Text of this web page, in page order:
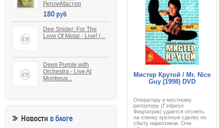
армия, и Данбару приходится
делать решающий выбор.
Удивительно, но Костнеру
удается так заинтриговать
зрителя, что три часа
пролетают перед экраном
незаметно. Не вредно
смотреть и детям.
Мистер Крутой / Mr. Nice
Guy (1998) DVD
Оператору и местному
репортеру (Гэбриэл
Фицпатрик) удается отснять
на пленку крупную сделку по
сбыту наркотиков. Они
РеплиМастер
180 руб
Dee Snider: For The
Love Of Metal - Live! (...
Deep Purple with
Orchestra - Live At
Montreux...
Новости в блоге